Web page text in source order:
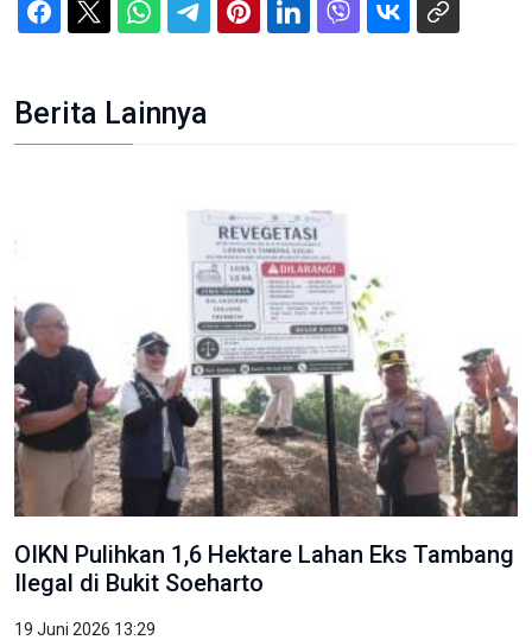
Berita Lainnya
OIKN Pulihkan 1,6 Hektare Lahan Eks Tambang
Ilegal di Bukit Soeharto
19 Juni 2026 13:29